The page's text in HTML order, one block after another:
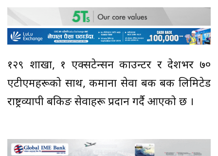
१२९ शाखा, १ एक्सटेन्सन काउन्टर र देशभर ७०
एटीएमहरूको साथ, कमाना सेवा बैंक बैंक लिमिटेड
राष्ट्रव्यापी बैंकिङ सेवाहरू प्रदान गर्दै आएको छ ।